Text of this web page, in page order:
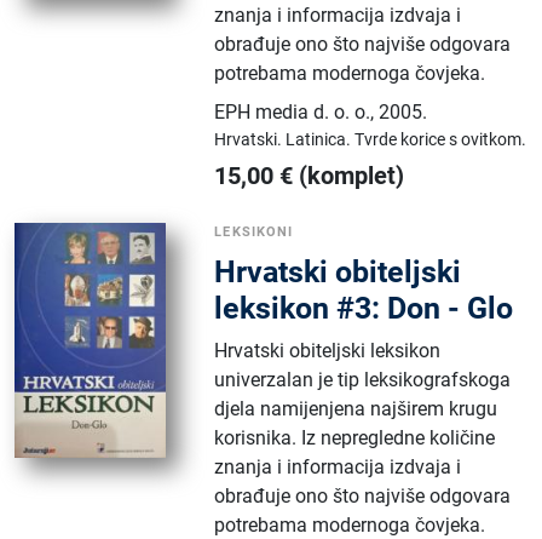
znanja i informacija izdvaja i
obrađuje ono što najviše odgovara
potrebama modernoga čovjeka.
EPH media d. o. o.,2005.
Hrvatski. Latinica.Tvrde korice s ovitkom.
15,00 € (komplet)
LEKSIKONI
Hrvatski obiteljski
leksikon #3: Don - Glo
Hrvatski obiteljski leksikon
univerzalan je tip leksikografskoga
djela namijenjena najširem krugu
korisnika. Iz nepregledne količine
znanja i informacija izdvaja i
obrađuje ono što najviše odgovara
potrebama modernoga čovjeka.